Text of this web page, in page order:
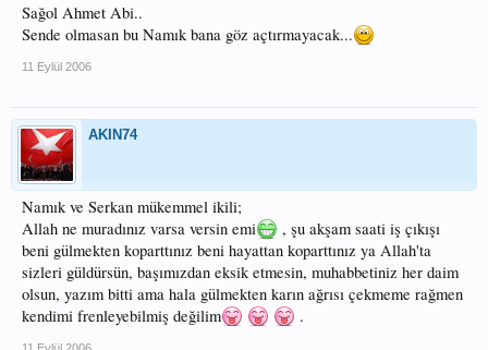
Sağol Ahmet Abi..
Sende olmasan bu Namık bana göz açtırmayacak...
11 Eylül 2006
AKIN74
Namık ve Serkan mükemmel ikili;
Allah ne muradınız varsa versin emi
, şu akşam saati iş çıkışı
beni gülmekten koparttınız beni hayattan koparttınız ya Allah'ta
sizleri güldürsün, başımızdan eksik etmesin, muhabbetiniz her daim
olsun, yazım bitti ama hala gülmekten karın ağrısı çekmeme rağmen
kendimi frenleyebilmiş değilim
.